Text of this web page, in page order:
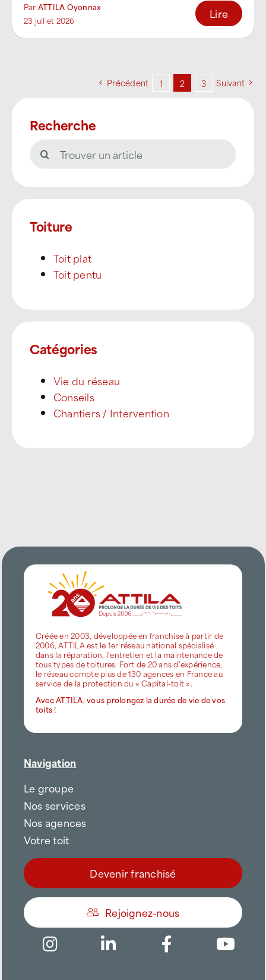
Par ATTILA Oyonnax
23 juillet 2026
Lire
Précédent 1 2 3 Suivant
Recherche
Rechercher:
Toiture
Toit plat
Toit pentu
Catégories
Vie du réseau
Conseils
Chantiers / Intervention
Créée en 2003, développée en franchise à partir de
2006, ATTILA est le 1er réseau national spécialisé
dans la réparation, l’entretien et la maintenance de
tous types de toitures. Fort de 20 ans d’expérience,
le réseau compte plus de 130 agences en France au
service de la protection du « Capital-toit ».
Avec ATTILA, vous prolongez la durée de vie de vos
toits !
Navigation
Le groupe
Nos services
Nos agences
Votre toit
Devenir franchisé
Rejoignez-nous